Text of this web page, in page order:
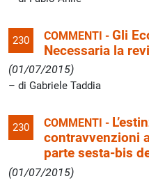
230 COMMENTI - Gli
Necessaria la
(01/07/2015)
di Gabriele Taddia
230 COMMENTI -
contravvenzioni
parte sesta-bis
(01/07/2015)